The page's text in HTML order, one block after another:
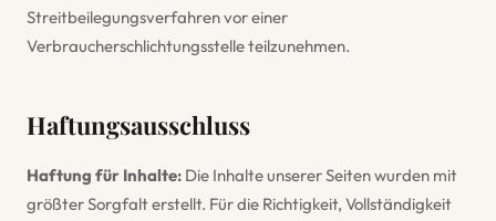
Streitbeilegungsverfahren vor einer
Verbraucherschlichtungsstelle teilzunehmen.
Haftungsausschluss
Haftung für Inhalte: Die Inhalte unserer Seiten wurden mit
größter Sorgfalt erstellt. Für die Richtigkeit, Vollständigkeit